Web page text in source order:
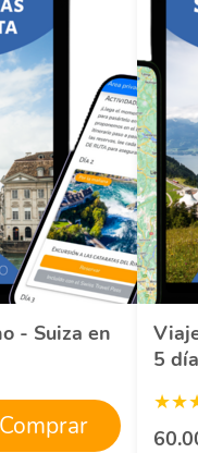
- Suiza en
Comprar
5